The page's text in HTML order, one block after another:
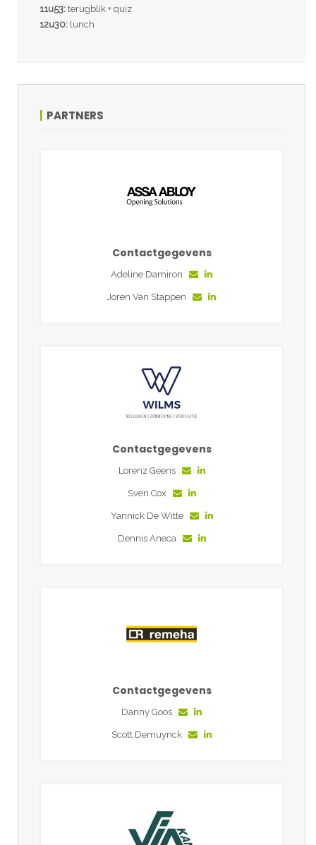
11u53: terugblik + quiz
12u30: lunch
PARTNERS
Contactgegevens
Adeline Damiron
Joren Van Stappen
Contactgegevens
Lorenz Geens
Sven Cox
Yannick De Witte
Dennis Aneca
Contactgegevens
Danny Goos
Scott Demuynck